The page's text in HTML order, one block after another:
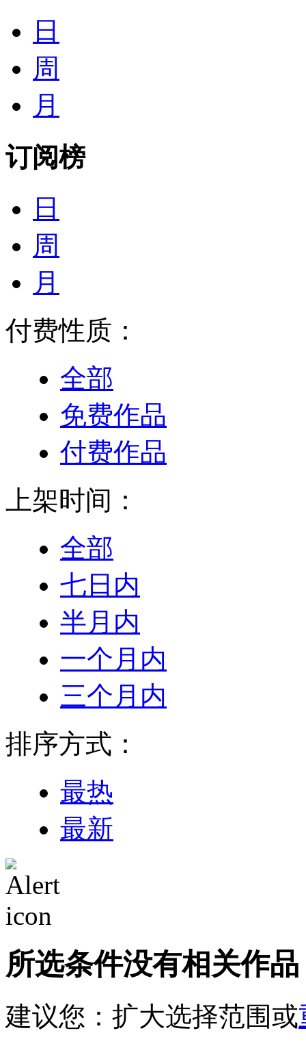
日
周
月
订阅榜
日
周
月
付费性质：
全部
免费作品
付费作品
上架时间：
全部
七日内
半月内
一个月内
三个月内
排序方式：
最热
最新
所选条件没有相关作品
建议您：扩大选择范围或